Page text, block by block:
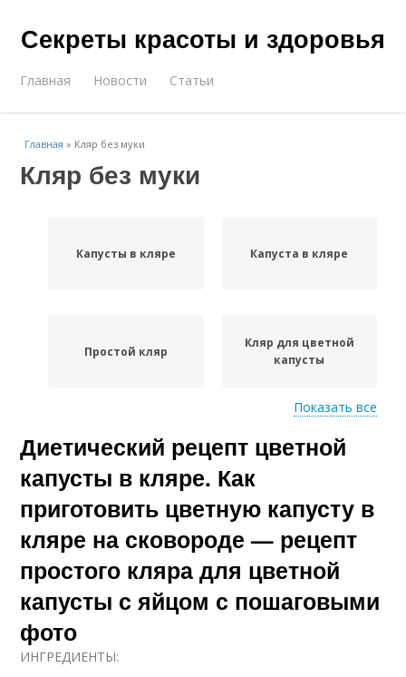
Секреты красоты и здоровья
Главная Новости Статьи
Главная » Кляр без муки
Кляр без муки
Капусты в кляре Капуста в кляре
Простой кляр
Кляр для цветной
капусты
Капуста в сметанном
кляре
Капуста в
майонезном кляре
Капуста в сырном
Капуста в томатном
кляре
Капуста в яичном
кляре
Показать все
Диетический рецепт цветной
капусты в кляре. Как
приготовить цветную капусту в
кляре на сковороде — рецепт
простого кляра для цветной
капусты с яйцом с пошаговыми
фото
ИНГРЕДИЕНТЫ: